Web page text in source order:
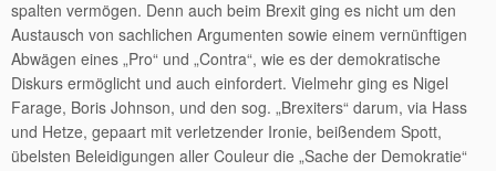
spalten vermögen. Denn auch beim Brexit ging es nicht um den
Austausch von sachlichen Argumenten sowie einem vernünftigen
Abwägen eines „Pro“ und „Contra“, wie es der demokratische
Diskurs ermöglicht und auch einfordert. Vielmehr ging es Nigel
Farage, Boris Johnson, und den sog. „Brexiters“ darum, via Hass
und Hetze, gepaart mit verletzender Ironie, beißendem Spott,
übelsten Beleidigungen aller Couleur die „Sache der Demokratie“